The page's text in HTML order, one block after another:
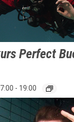
Perfect
- 19:00